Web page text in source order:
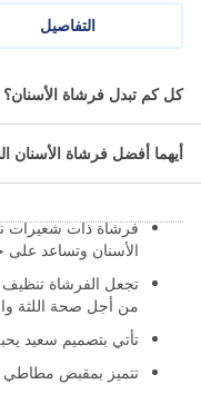
التفاصيل
نيكولوديان فرشاة أسنان
ما مميزات
نينجا للأطفال
فرشاة ذات شعيرات
الأسنان وتساعد على
تجعل الفرشاة تنظيف
من أجل صحة اللثة
تأتي بتصميم سعيد
تتميز بمقبض مطاطي
كل كم تبدل فرشاة الأسنان؟
أيهما أفضل فرشاة الأسنان